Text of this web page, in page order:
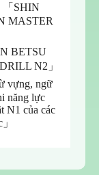
SHIN
MASTER
BETSU
N2」
vựng, ngữ
năng lực
N1 của các